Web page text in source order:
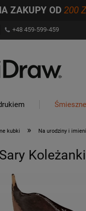
ZAKUPY OD 200
+48 459-599-459
kubki » Na urodziny i